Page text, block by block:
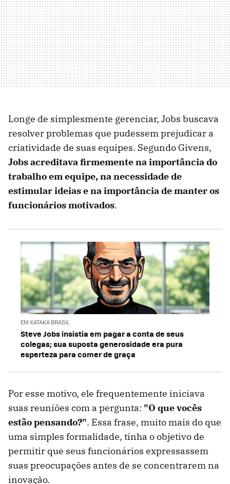
Longe de simplesmente gerenciar, Jobs buscava
resolver problemas que pudessem prejudicar a
criatividade de suas equipes. Segundo Givens,
Jobs acreditava firmemente na importância do
trabalho em equipe, na necessidade de
estimular ideias e na importância de manter os
funcionários motivados.
EM XATAKA BRASIL
Steve Jobs insistia em pagar a conta de seus
colegas; sua suposta generosidade era pura
esperteza para comer de graça
Por esse motivo, ele frequentemente iniciava
suas reuniões com a pergunta: "O que vocês
estão pensando?". Essa frase, muito mais do que
uma simples formalidade, tinha o objetivo de
permitir que seus funcionários expressassem
suas preocupações antes de se concentrarem na
inovação.